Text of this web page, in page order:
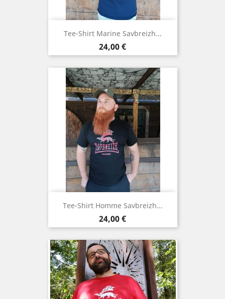
Tee-Shirt Marine Savbreizh...
Preis
24,00 €
Tee-Shirt Homme Savbreizh...
Preis
24,00 €